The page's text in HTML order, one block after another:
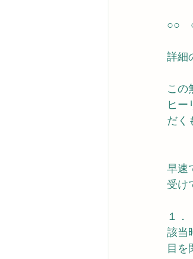
○○
詳細
この
ヒー
だく
早速
受け
１．
該当
目を